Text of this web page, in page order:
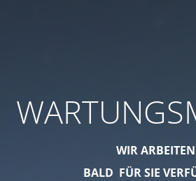
WIR ARBEITEN
BALD FÜR SIE